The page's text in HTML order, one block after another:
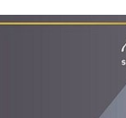
kwadrato...